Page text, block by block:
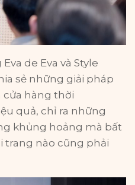
de Eva và Style
sẻ những giải pháp
cửa hàng thời
quả, chỉ ra những
khủng hoảng mà bất
trang nào cũng phải